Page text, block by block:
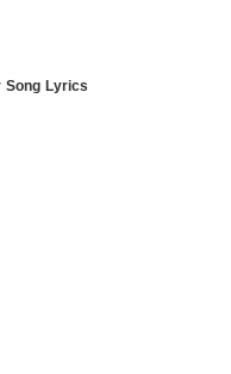
Song Lyrics